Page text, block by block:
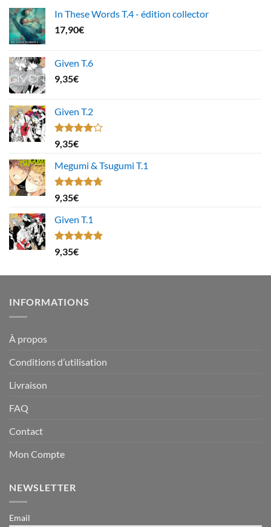
In These Words T.4 - édition collector
17,90€
Given T.6
9,35€
Given T.2
Note
4.00
5
9,35€
Megumi & Tsugumi T.1
Note4.67
sur 5
9,35€
Given T.1
Note5.00
sur 5
9,35€
INFORMATIONS
À propos
Conditions d’utilisation
Livraison
FAQ
Contact
Mon Compte
NEWSLETTER
Email